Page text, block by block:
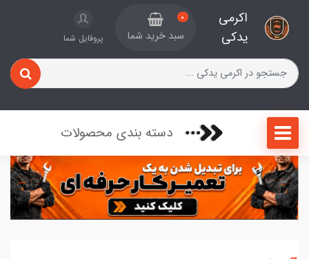
اکرمی
یدکی
0
سبد خرید شما پروفایل شما
دسته بندی محصولات